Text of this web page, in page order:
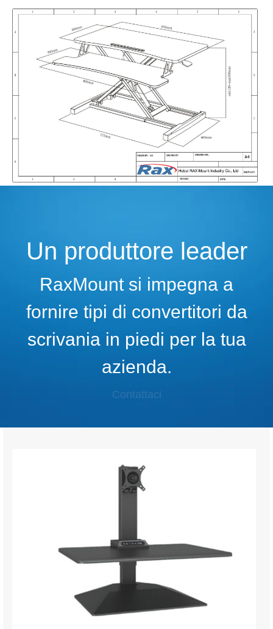
Un produttore leader
RaxMount si impegna a
fornire tipi di convertitori da
scrivania in piedi per la tua
azienda.
Contattaci